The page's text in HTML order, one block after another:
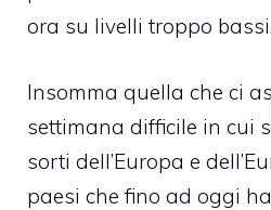
ora su livelli troppo bassi.
Insomma quella che ci
settimana difficile in cui
sorti dell’Europa e
paesi che fino ad oggi